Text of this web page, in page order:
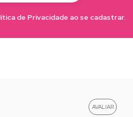
de Privacidade ao se cadastrar.